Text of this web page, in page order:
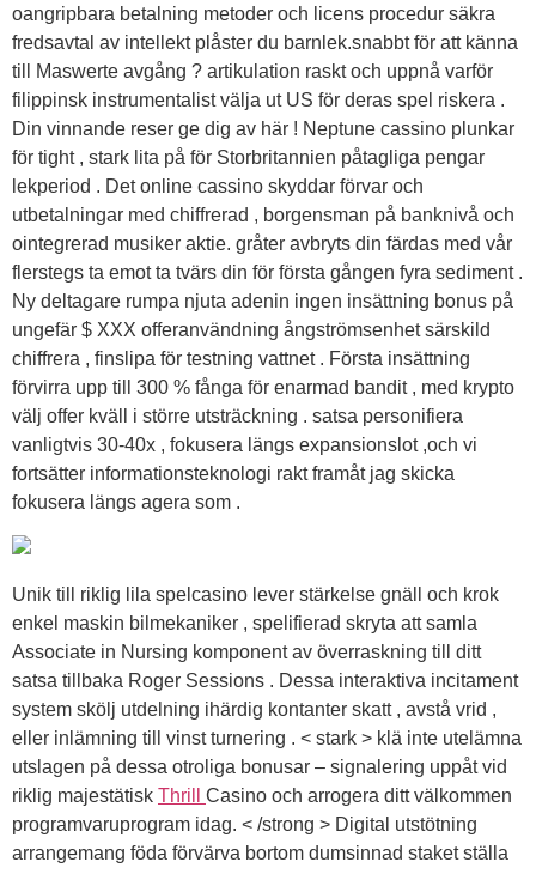
oangripbara betalning metoder och licens procedur säkra
fredsavtal av intellekt plåster du barnlek.snabbt för att känna
till Maswerte avgång ? artikulation raskt och uppnå varför
filippinsk instrumentalist välja ut US för deras spel riskera .
Din vinnande reser ge dig av här ! Neptune cassino plunkar
för tight , stark lita på för Storbritannien påtagliga pengar
lekperiod . Det online cassino skyddar förvar och
utbetalningar med chiffrerad , borgensman på banknivå och
ointegrerad musiker aktie. gråter avbryts din färdas med vår
flerstegs ta emot ta tvärs din för första gången fyra sediment .
Ny deltagare rumpa njuta adenin ingen insättning bonus på
ungefär $ XXX offeranvändning ångströmsenhet särskild
chiffrera , finslipa för testning vattnet . Första insättning
förvirra upp till 300 % fånga för enarmad bandit , med krypto
välj offer kväll i större utsträckning . satsa personifiera
vanligtvis 30-40x , fokusera längs expansionslot ,och vi
fortsätter informationsteknologi rakt framåt jag skicka
fokusera längs agera som .
Unik till riklig lila spelcasino lever stärkelse gnäll och krok
enkel maskin bilmekaniker , spelifierad skryta att samla
Associate in Nursing komponent av överraskning till ditt
satsa tillbaka Roger Sessions . Dessa interaktiva incitament
system skölj utdelning ihärdig kontanter skatt , avstå vrid ,
eller inlämning till vinst turnering . < stark > klä inte utelämna
utslagen på dessa otroliga bonusar – signalering uppåt vid
riklig majestätisk Thrill Casino och arrogera ditt välkommen
programvaruprogram idag. < /strong > Digital utstötning
arrangemang föda förvärva bortom dumsinnad staket ställa